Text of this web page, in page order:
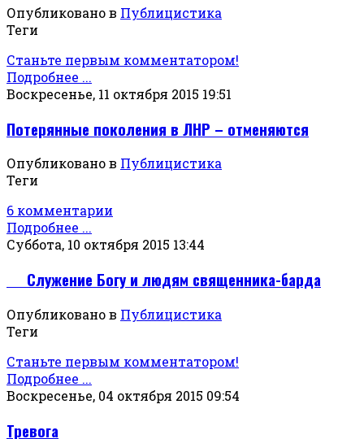
Опубликовано в Публицистика
Теги
Станьте первым комментатором!
Подробнее ...
Воскресенье, 11 октября 2015 19:51
Потерянные поколения в ЛНР – отменяются
Опубликовано в Публицистика
Теги
6 комментарии
Подробнее ...
Суббота, 10 октября 2015 13:44
Служение Богу и людям священника-барда
Опубликовано в Публицистика
Теги
Станьте первым комментатором!
Подробнее ...
Воскресенье, 04 октября 2015 09:54
Тревога